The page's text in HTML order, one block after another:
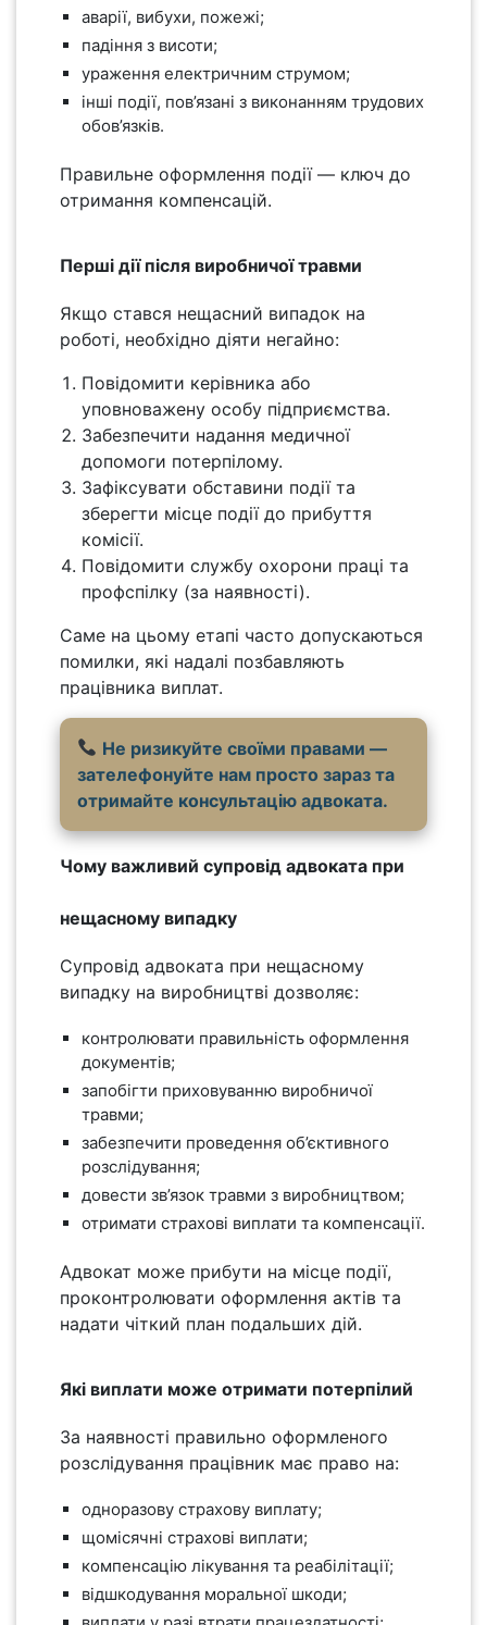
аварії, вибухи, пожежі;
падіння з висоти;
ураження електричним струмом;
інші події, пов’язані з виконанням трудових
обов’язків.
Правильне оформлення події — ключ до
отримання компенсацій.
Перші дії після виробничої травми
Якщо стався нещасний випадок на
роботі, необхідно діяти негайно:
Повідомити керівника або
уповноважену особу підприємства.
Забезпечити надання медичної
допомоги потерпілому.
Зафіксувати обставини події та
зберегти місце події до прибуття
комісії.
Повідомити службу охорони праці та
профспілку (за наявності).
Саме на цьому етапі часто допускаються
помилки, які надалі позбавляють
працівника виплат.
Не ризикуйте своїми правами —
зателефонуйте нам просто зараз та
отримайте консультацію адвоката.
Чому важливий супровід адвоката при
нещасному випадку
Супровід адвоката при нещасному
випадку на виробництві дозволяє:
контролювати правильність оформлення
документів;
запобігти приховуванню виробничої
травми;
забезпечити проведення об’єктивного
розслідування;
довести зв’язок травми з виробництвом;
отримати страхові виплати та компенсації.
Адвокат може прибути на місце події,
проконтролювати оформлення актів та
надати чіткий план подальших дій.
Які виплати може отримати потерпілий
За наявності правильно оформленого
розслідування працівник має право на:
одноразову страхову виплату;
щомісячні страхові виплати;
компенсацію лікування та реабілітації;
відшкодування моральної шкоди;